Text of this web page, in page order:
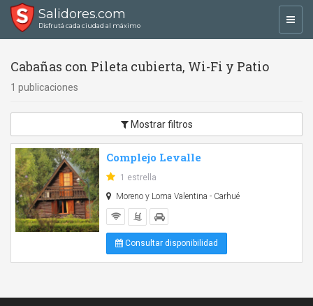
Salidores.com
Disfrutá cada ciudad al máximo
Cabañas con Pileta cubierta, Wi-Fi y Patio
1 publicaciones
Mostrar filtros
Complejo Levalle
1 estrella
Moreno y Loma Valentina - Carhué
Consultar disponibilidad